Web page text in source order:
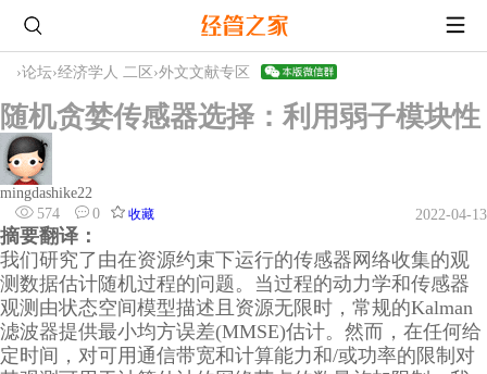
›论坛›经济学人 二区 ›外文文献专区
随机贪婪传感器选择：利用弱子模块性
mingdashike22
574
0 收藏 2022-04-13
摘要翻译：
我们研究了由在资源约束下运行的传感器网络收集的观
测数据估计随机过程的问题。当过程的动力学和传感器
观测由状态空间模型描述且资源无限时，常规的Kalman
滤波器提供最小均方误差(MMSE)估计。然而，在任何给
定时间，对可用通信带宽和计算能力和/或功率的限制对